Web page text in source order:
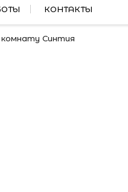
КОНТАКТЫ
комнату Синтия